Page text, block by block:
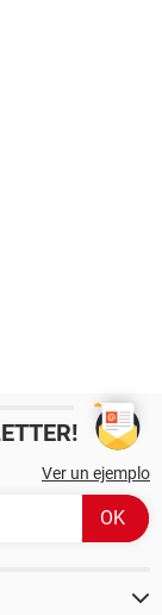
Ver un ejemplo